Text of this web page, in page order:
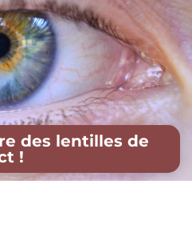
des lentilles de
!